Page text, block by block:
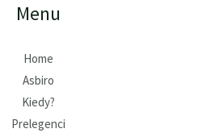
Menu
Home
Asbiro
Kiedy?
Prelegenci